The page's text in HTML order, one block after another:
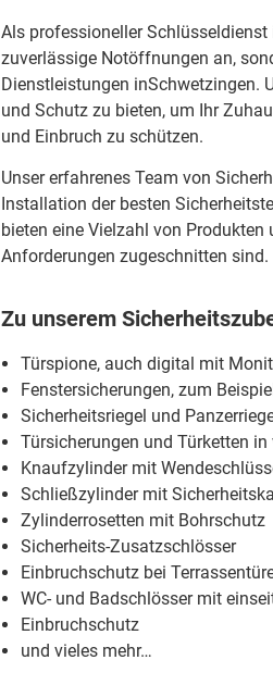
Als professioneller
zuverlässige Notöffnungen an,
Dienstleistungen inSchwetzingen.
und Schutz zu bieten, um Ihr
und Einbruch zu schützen.
Unser erfahrenes Team von
Installation der besten
bieten eine Vielzahl von
Anforderungen zugeschnitten sind.
Zu unserem
Türspione, auch digital mit
Fenstersicherungen, zum
Sicherheitsriegel und
Türsicherungen und Türketten in
Knaufzylinder mit
Schließzylinder mit
Zylinderrosetten mit Bohrschutz
Sicherheits-Zusatzschlösser
Einbruchschutz bei
WC- und Badschlösser mit
Einbruchschutz
und vieles mehr…